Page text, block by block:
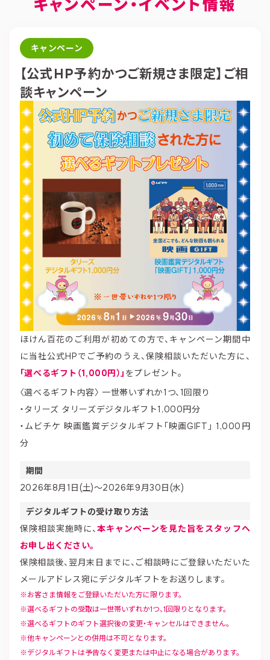
キャンペーン・イベント情報
キャンペーン
【公式HP予約かつご新規さま限定】ご相
談キャンペーン
ほけん百花のご利用が初めての方で、キャンペーン期間中
に当社公式HPでご予約のうえ、保険相談いただいた方に、
「選べるギフト（1,000円）」 をプレゼント。
〈選べるギフト内容〉 一世帯いずれか1つ、1回限り
・タリーズ タリーズデジタルギフト1,000円分
・ムビチケ 映画鑑賞デジタルギフト「映画GIFT」 1,000円
分
期間
2026年8月1日(土)～2026年9月30日(水)
デジタルギフトの受け取り方法
保険相談実施時に、本キャンペーンを見た旨をスタッフへ
お申し出ください。
保険相談後、翌月末日までに、ご相談時にご登録いただいた
メールアドレス宛にデジタルギフトをお送りします。
お客さま情報をご登録いただいた方に限ります。
選べるギフトの受取は一世帯いずれか1つ、1回限りとなります。
選べるギフトのギフト選択後の変更・キャンセルはできません。
他キャンペーンとの併用は不可となります。
デジタルギフトは予告なく変更または中止になる場合があります。